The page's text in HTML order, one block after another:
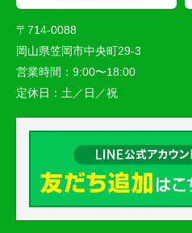
〒714-0088
岡山県笠岡市中央町29-3
営業時間： 9:00〜18:00
定休日： 土／日／祝